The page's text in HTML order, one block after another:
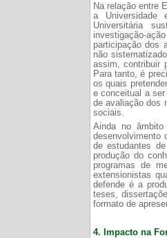
Na relação entre
a Universidade
Universitária
investigação-
participação dos
não
assim, contribuir
Para tanto, é
os quais
e conceitual a
de avaliação dos
sociais.
Ainda no
desenvolvimento
de estudantes
produção do
programas de
extensionistas
defende é a
teses,
formato de
4.
Impacto na